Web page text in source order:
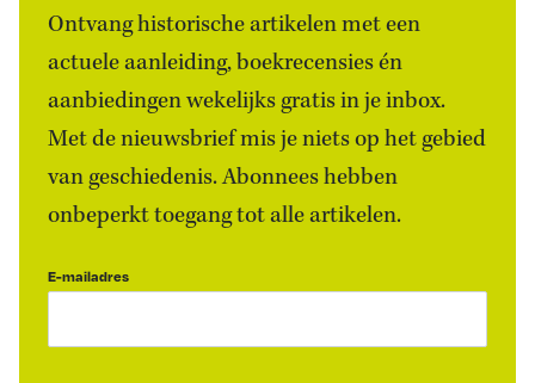
Ontvang historische artikelen met een
actuele aanleiding, boekrecensies én
aanbiedingen wekelijks gratis in je inbox.
Met de nieuwsbrief mis je niets op het gebied
van geschiedenis. Abonnees hebben
onbeperkt toegang tot alle artikelen.
E-mailadres